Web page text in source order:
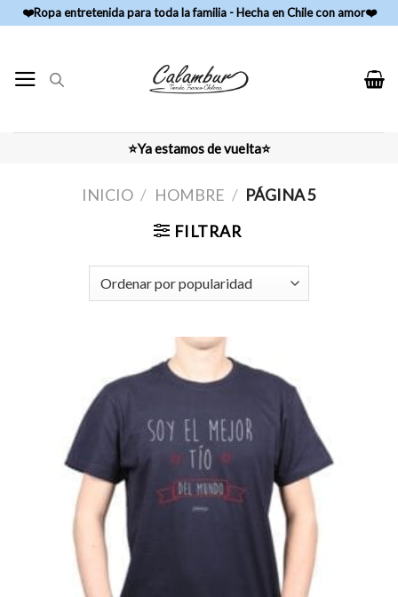
Skip❤️Ropa entretenida para toda la familia - Hecha en Chile con amor❤️
⭐Ya estamos de vuelta⭐
INICIO / HOMBRE / PÁGINA 5
FILTRAR